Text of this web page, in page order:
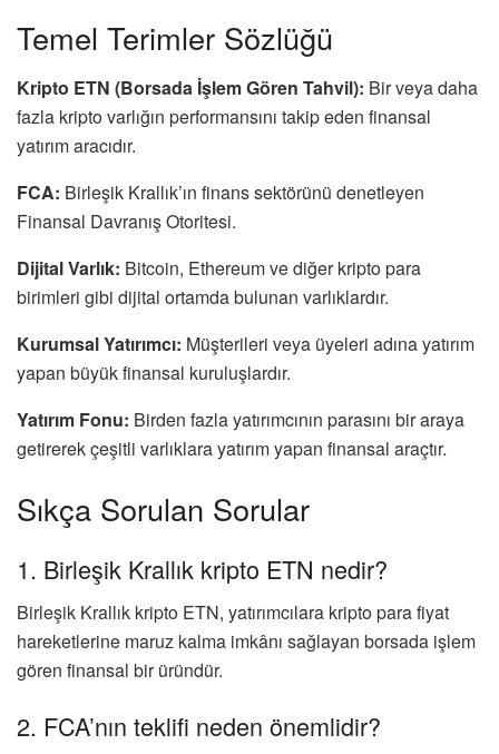
Temel Terimler Sözlüğü
Kripto ETN (Borsada İşlem Gören Tahvil): Bir veya daha
fazla kripto varlığın performansını takip eden finansal
yatırım aracıdır.
FCA: Birleşik Krallık’ın finans sektörünü denetleyen
Finansal Davranış Otoritesi.
Dijital Varlık: Bitcoin, Ethereum ve diğer kripto para
birimleri gibi dijital ortamda bulunan varlıklardır.
Kurumsal Yatırımcı: Müşterileri veya üyeleri adına yatırım
yapan büyük finansal kuruluşlardır.
Yatırım Fonu: Birden fazla yatırımcının parasını bir araya
getirerek çeşitli varlıklara yatırım yapan finansal araçtır.
Sıkça Sorulan Sorular
1. Birleşik Krallık kripto ETN nedir?
Birleşik Krallık kripto ETN, yatırımcılara kripto para fiyat
hareketlerine maruz kalma imkânı sağlayan borsada işlem
gören finansal bir üründür.
2. FCA’nın teklifi neden önemlidir?